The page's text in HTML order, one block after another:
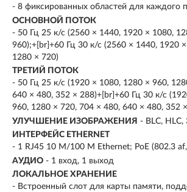
- 8 фиксированных областей для каждого
ОСНОВНОЙ ПОТОК
- 50 Гц 25 к/с (2560 × 1440, 1920 × 1080,
960);+[br]+60 Гц 30 к/с (2560 × 1440, 1920
1280 × 720)
ТРЕТИЙ ПОТОК
- 50 Гц 25 к/с (1920 × 1080, 1280 × 960,
640 × 480, 352 × 288)+[br]+60 Гц 30 к/с
960, 1280 × 720, 704 × 480, 640 × 480, 352
УЛУЧШЕНИЕ ИЗОБРАЖЕНИЯ - BLC,
ИНТЕРФЕЙС ETHERNET
- 1 RJ45 10 M/100 M Ethernet; PoE (802.3
АУДИО - 1 вход, 1 выход
ЛОКАЛЬНОЕ ХРАНЕНИЕ
- Встроенный слот для карты памяти,